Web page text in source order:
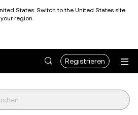
States. Switch to the United States site
region.
Registrieren